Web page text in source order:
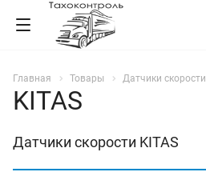
Главная Товары Датчики скорости
KITAS
Датчики скорости KITAS